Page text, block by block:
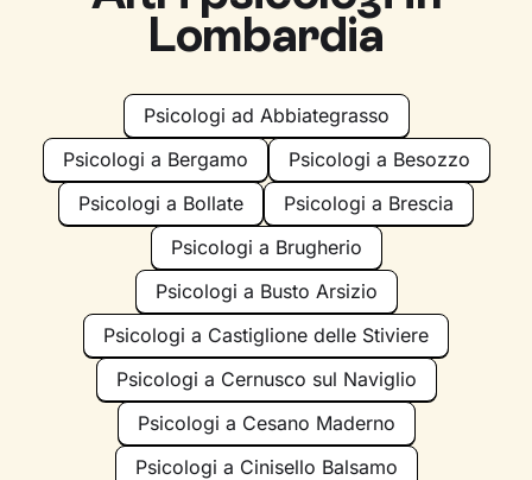
Lombardia
Psicologi ad Abbiategrasso
Psicologi a Bergamo
Psicologi a Besozzo
Psicologi a Bollate
Psicologi a Brescia
Psicologi a Brugherio
Psicologi a Busto Arsizio
Psicologi a Castiglione delle Stiviere
Psicologi a Cernusco sul Naviglio
Psicologi a Cesano Maderno
Psicologi a Cinisello Balsamo